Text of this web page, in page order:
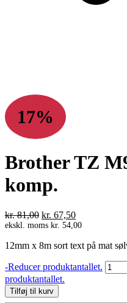
17%
Brother TZ
komp.
kr.81,00 Den
oprindelige
var:
kr. 67,50Den
aktuelle
er:
ekskl. moms kr. 54,00
12mm x 8m sort text på mat
-Reducer produktantallet.
TZ
produktantallet.
Tilføj til kurv